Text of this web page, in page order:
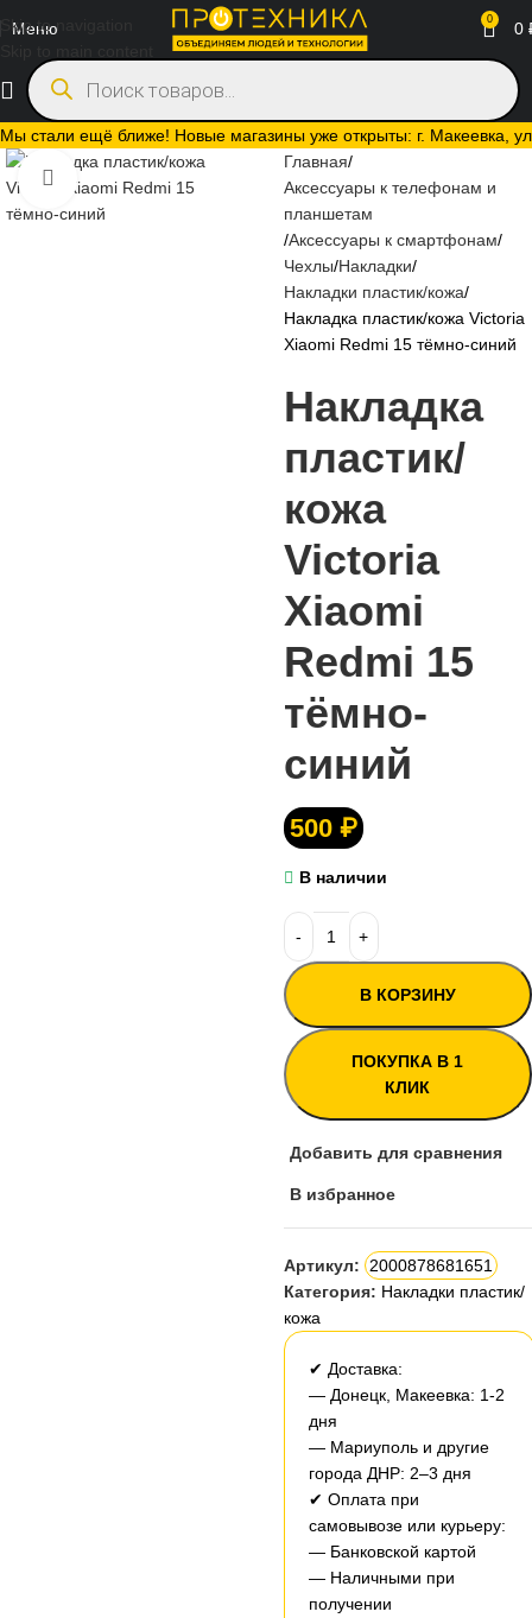
Skip to navigation
Мы стали ещё ближе! Новые магазины уже открыты: г. Макеевка,
Меню 0 0
Нажмите, чтобы увеличить
Главная
Аксессуары к телефонам и
планшетам
Аксессуары к смартфонам
Чехлы Накладки
Накладки пластик/кожа
Накладка пластик/кожа Victoria
Xiaomi Redmi 15 тёмно-синий
Накладка
пластик/
кожа
Victoria
Xiaomi
Redmi 15
тёмно-
синий
500 ₽
В наличии
В КОРЗИНУ
ПОКУПКА В 1
КЛИК
Добавить для сравнения
В избранное
Артикул: 2000878681651
Категория: Накладки пластик/
кожа
✔ Доставка:
— Донецк, Макеевка: 1-2
дня
— Мариуполь и другие
города ДНР: 2–3 дня
✔ Оплата при
самовывозе или курьеру:
— Банковской картой
— Наличными при
получении